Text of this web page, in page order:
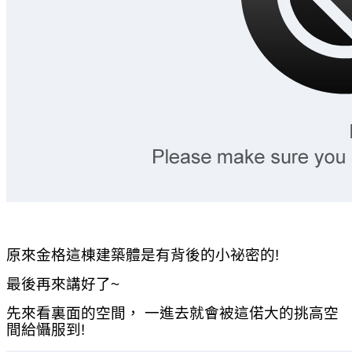
原來金格這棟建築體是有背後的小祕密的!
最後再來講好了~
先來看裏面的空間， 一進去就會被這偌大的挑高空
間給懾服到!